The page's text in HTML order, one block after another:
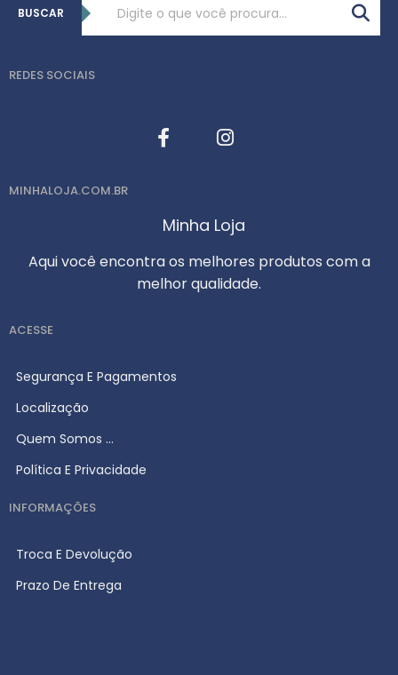
BUSCAR
REDES SOCIAIS
MINHALOJA.COM.BR
Minha Loja
Aqui você encontra os melhores produtos com a
melhor qualidade.
ACESSE
Segurança E Pagamentos
Localização
Quem Somos ...
Política E Privacidade
INFORMAÇÕES
Troca E Devolução
Prazo De Entrega